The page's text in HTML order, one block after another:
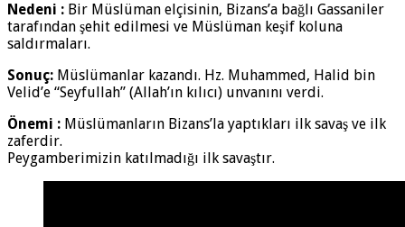
Nedeni : Bir Müslüman elçisinin, Bizans’a bağlı Gassaniler
tarafından şehit edilmesi ve Müslüman keşif koluna
saldırmaları.
Sonuç: Müslümanlar kazandı. Hz. Muhammed, Halid bin
Velid’e “Seyfullah” (Allah’ın kılıcı) unvanını verdi.
Önemi : Müslümanların Bizans’la yaptıkları ilk savaş ve ilk
zaferdir.
Peygamberimizin katılmadığı ilk savaştır.